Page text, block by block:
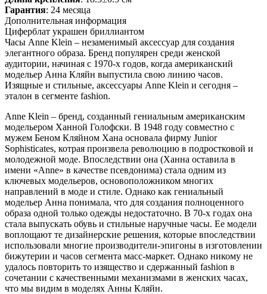
Гарантия: 24 месяца
Дополнительная информация
Циферблат украшен бриллиантом
Часы Anne Klein – незаменимый аксессуар для создания
элегантного образа. Бренд популярен среди женской
аудитории, начиная с 1970-х годов, когда американский
модельер Анна Кляйн выпустила свою линию часов.
Изящные и стильные, аксессуары Anne Klein и сегодня –
эталон в сегменте fashion.
Anne Klein – бренд, созданный гениальным американским
модельером Ханной Голофски. В 1948 году совместно с
мужем Беном Кляйном Хана основала фирму Junior
Sophisticates, котрая произвела революцию в подростковой и
молодежной моде. Впоследствии она (Ханна оставила в
имени «Anne» в качестве псевдонима) стала одним из
ключевых модельеров, основоположником многих
направлений в моде и стиле. Однако как гениальный
модельер Анна понимала, что для создания полноценного
образа одной только одежды недостаточно. В 70-х годах она
стала выпускать обувь и стильные наручные часы. Ее модели
воплощают те дизайнерские решения, которые впоследствии
использовали многие производители-эпигоны в изготовлении
бижутерии и часов сегмента масс-маркет. Однако никому не
удалось повторить то изящество и сдержанный fashion в
сочетании с качественными механизмами в женских часах,
что мы видим в моделях Анны Кляйн.